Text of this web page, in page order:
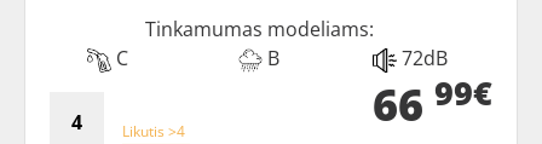
Tinkamumas modeliams:
C
B 72dB
Likutis >4 66 99€